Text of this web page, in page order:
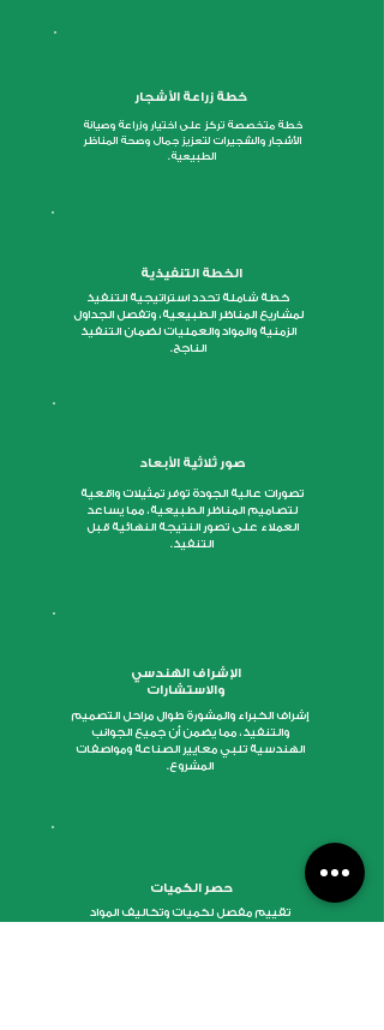
خطة زراعة الأشجار
خطة متخصصة تركز على اختيار وزراعة وصيانة
الأشجار والشجيرات لتعزيز جمال وصحة المناظر
الطبيعية.
الخطة التنفيذية
خطة شاملة تحدد استراتيجية التنفيذ
لمشاريع المناظر الطبيعية، وتفصل الجداول
الزمنية والمواد والعمليات لضمان التنفيذ
الناجح.
صور ثلاثية الأبعاد
تصورات عالية الجودة توفر تمثيلات واقعية
لتصاميم المناظر الطبيعية، مما يساعد
العملاء على تصور النتيجة النهائية قبل
التنفيذ.
الإشراف الهندسي
والاستشارات
إشراف الخبراء والمشورة طوال مراحل التصميم
والتنفيذ، مما يضمن أن جميع الجوانب
الهندسية تلبي معايير الصناعة ومواصفات
المشروع.
حصر الكميات
تقييم مفصل لكميات وتكاليف المواد